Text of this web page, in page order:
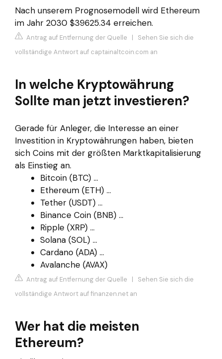
Nach unserem Prognosemodell wird Ethereum
im Jahr 2030 $39625.34 erreichen.
Antrag auf Entfernung der Quelle | Sehen Sie sich die
vollständige Antwort auf captainaltcoin.com an
In welche Kryptowährung
Sollte man jetzt investieren?
Gerade für Anleger, die Interesse an einer
Investition in Kryptowährungen haben, bieten
sich Coins mit der größten Marktkapitalisierung
als Einstieg an.
Bitcoin (BTC) ...
Ethereum (ETH) ...
Tether (USDT) ...
Binance Coin (BNB) ...
Ripple (XRP) ...
Solana (SOL) ...
Cardano (ADA) ...
Avalanche (AVAX)
Antrag auf Entfernung der Quelle | Sehen Sie sich die
vollständige Antwort auf finanzen.net an
Wer hat die meisten
Ethereum?